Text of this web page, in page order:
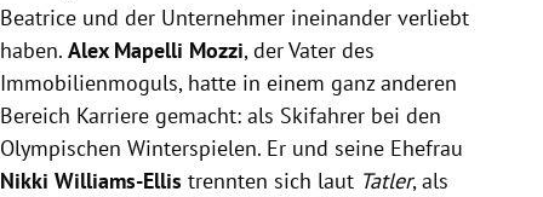
Beatrice und der Unternehmer ineinander verliebt
haben. Alex Mapelli Mozzi, der Vater des
Immobilienmoguls, hatte in einem ganz anderen
Bereich Karriere gemacht: als Skifahrer bei den
Olympischen Winterspielen. Er und seine Ehefrau
Nikki Williams-Ellis trennten sich laut Tatler, als